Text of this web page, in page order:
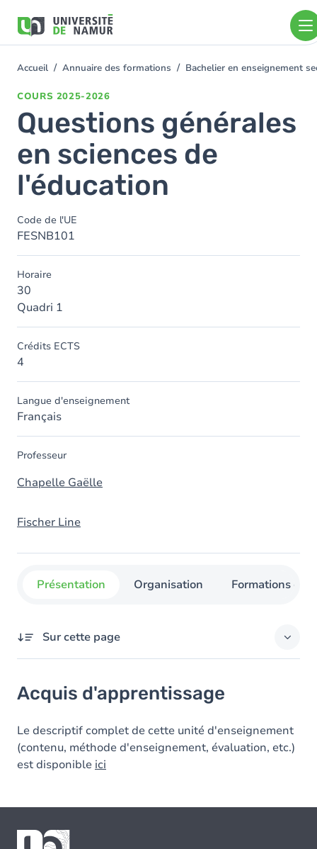
contenu
You
Accueil Annuaire des formations Bachelier en enseignement
COURS 2025-2026
Questions générales
en sciences de
l'éducation
Code de l'UE
FESNB101
Horaire
30
Quadri 1
Crédits ECTS
4
Langue d'enseignement
Français
Professeur
Chapelle Gaëlle
Fischer Line
Présentation Organisation Formations
Sur cette page
Acquis d'apprentissage
Le descriptif complet de cette unité d'enseignement
(contenu, méthode d'enseignement, évaluation, etc.)
est disponible ici